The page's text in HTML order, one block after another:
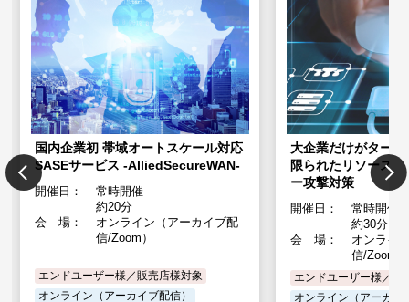
国内企業初 帯域オートスケール対応
SASEサービス -AlliedSecureWAN-
開催日：
常時開催
約20分
会 場：
オンライン（アーカイブ配
信/Zoom）
エンドユーザー様／販売店様対象
オンライン（アーカイブ配信）
大企業だけがター
限られたリソース
ー攻撃対策
開催日：
常時開催
約30分
会 場：
オンライ
信/Zoom）
エンドユーザー様／販
オンライン（アーカイ